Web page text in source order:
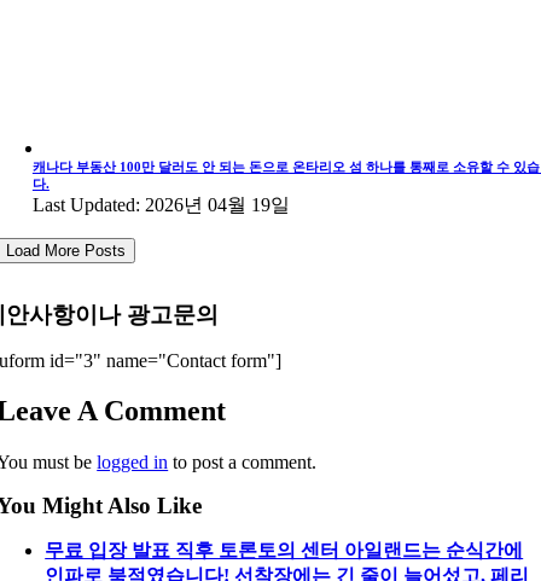
캐나다 부동산 100만 달러도 안 되는 돈으로 온타리오 섬 하나를 통째로 소유할 수 있
다.
Last Updated: 2026년 04월 19일
Load More Posts
안사항이나 광고문의
id="3" name="Contact form"]
A Comment
must belogged in to post a comment.
Might Also Like
무료 입장 발표 직후 토론토의 센터 아일랜드는 순식간에
인파로 북적였습니다! 선착장에는 긴 줄이 늘어섰고, 페리